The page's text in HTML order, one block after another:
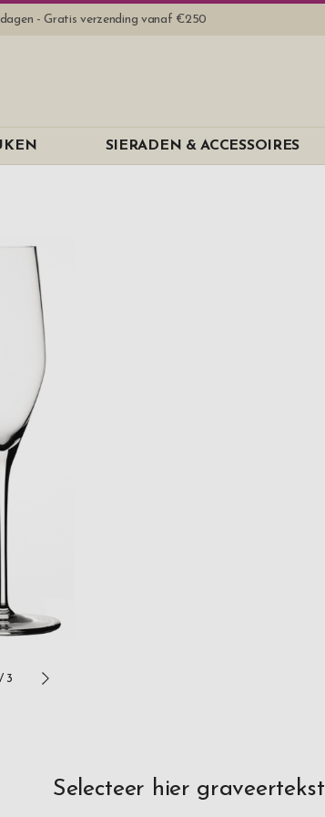
- Gratis verzending vanaf €250
SIERADEN & ACCESSOIRES
3
Selecteer hier graveertekst